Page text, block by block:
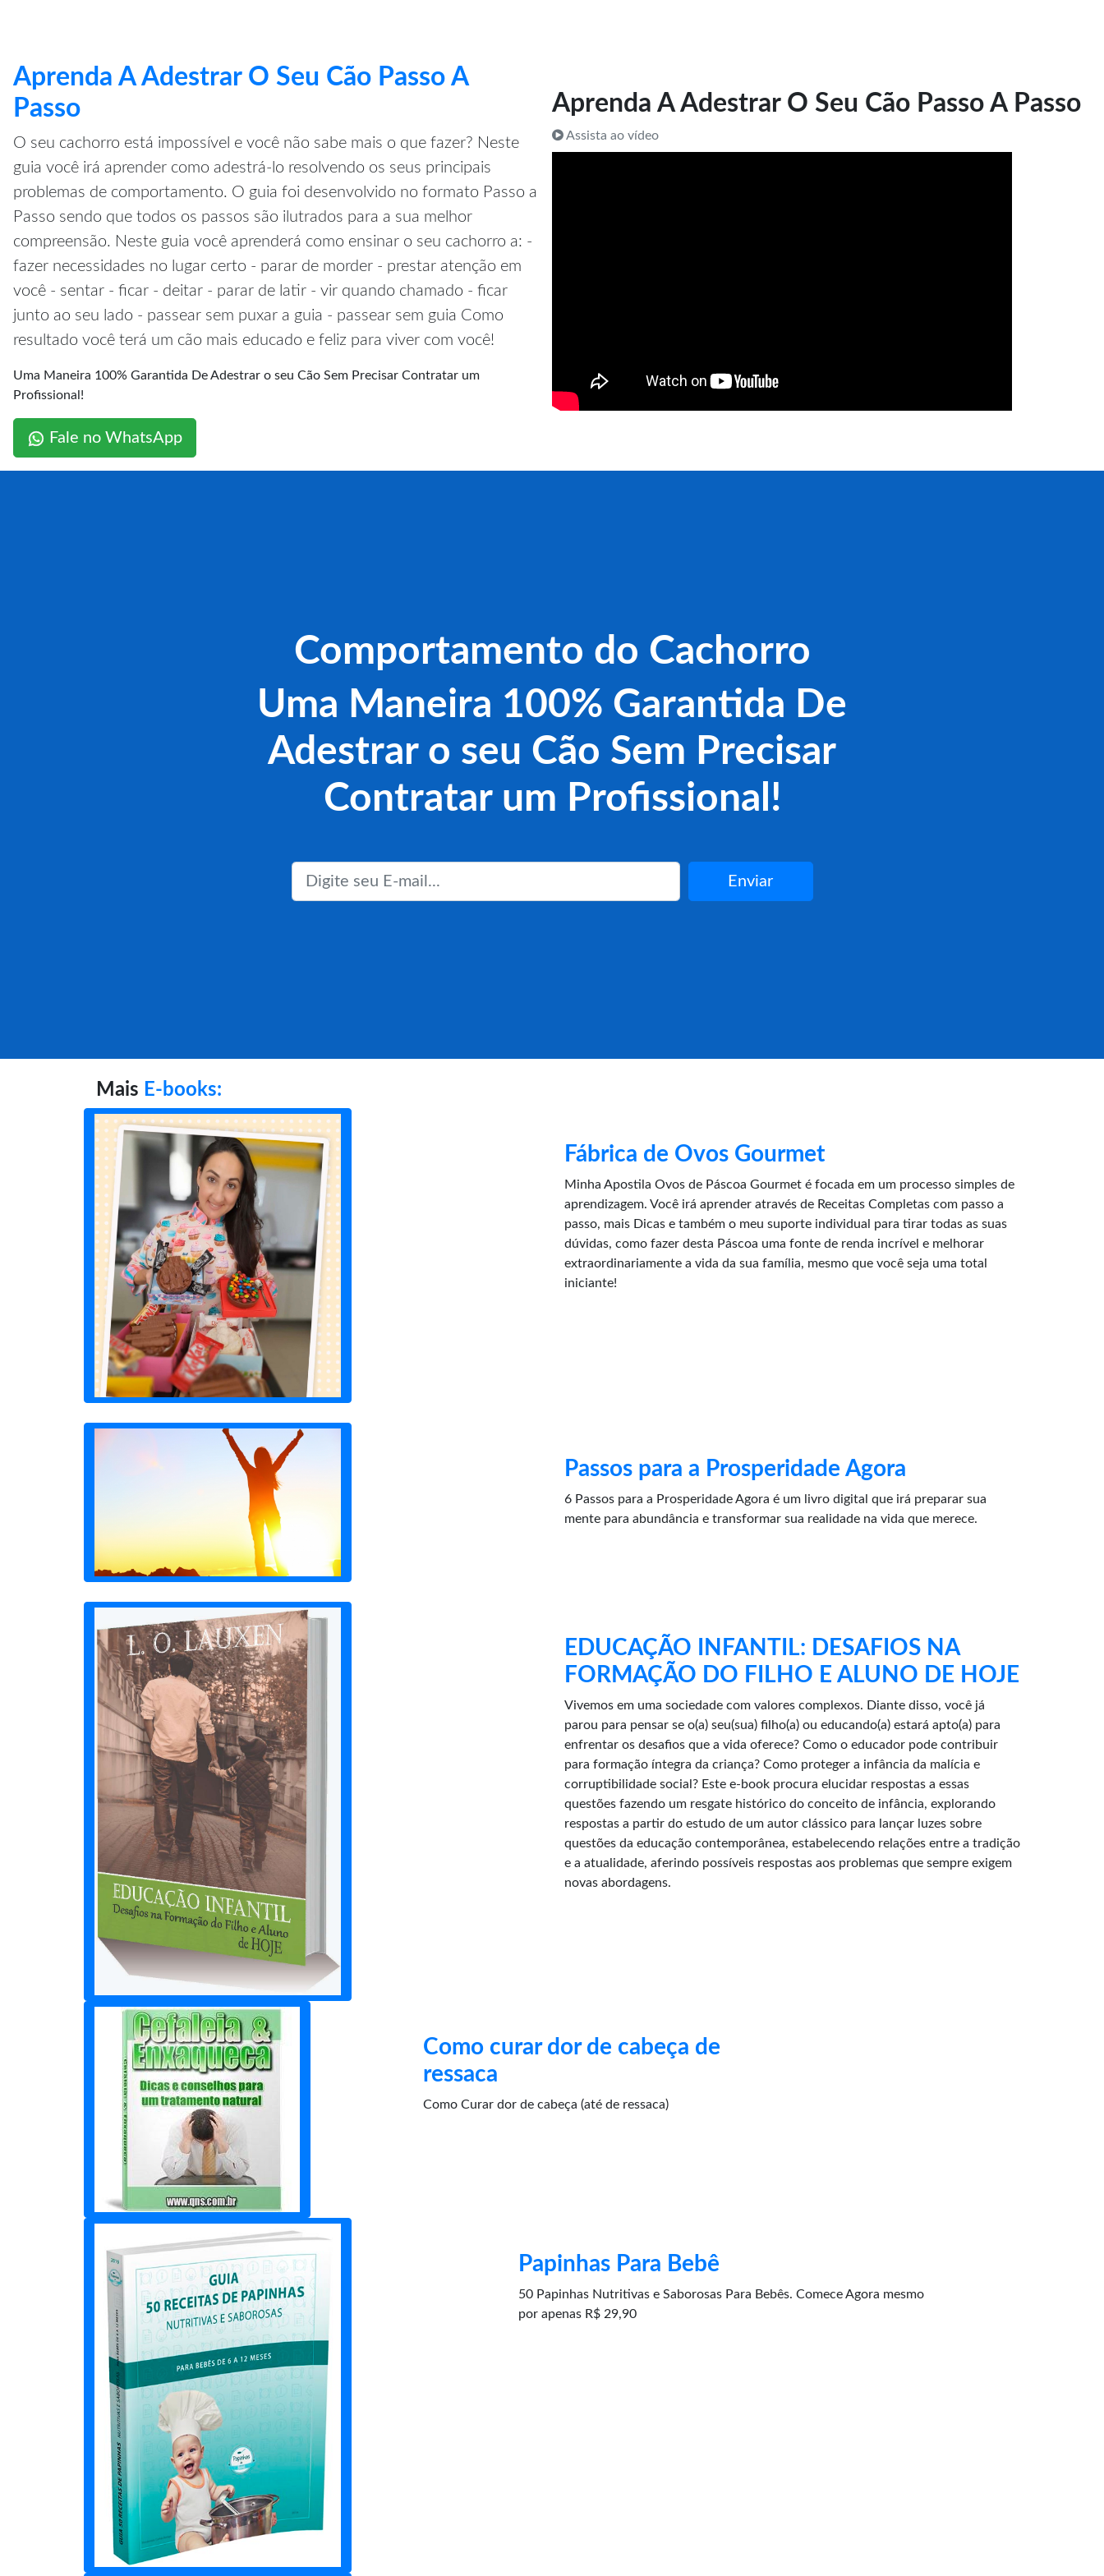
Aprenda A Adestrar O Seu Cão Passo A Passo
Assista ao vídeo
Aprenda A Adestrar O Seu Cão Passo A
Passo
O seu cachorro está impossível e você não sabe mais o que fazer? Neste
guia você irá aprender como adestrá-lo resolvendo os seus principais
problemas de comportamento. O guia foi desenvolvido no formato Passo a
Passo sendo que todos os passos são ilutrados para a sua melhor
compreensão. Neste guia você aprenderá como ensinar o seu cachorro a: -
fazer necessidades no lugar certo - parar de morder - prestar atenção em
você - sentar - ficar - deitar - parar de latir - vir quando chamado - ficar
junto ao seu lado - passear sem puxar a guia - passear sem guia Como
resultado você terá um cão mais educado e feliz para viver com você!
Uma Maneira 100% Garantida De Adestrar o seu Cão Sem Precisar Contratar um
Profissional!
Fale no WhatsApp
Comportamento do Cachorro
Uma Maneira 100% Garantida De
Adestrar o seu Cão Sem Precisar
Contratar um Profissional!
Enviar
Mais E-books:
Fábrica de Ovos Gourmet
Minha Apostila Ovos de Páscoa Gourmet é focada em um processo simples de
aprendizagem. Você irá aprender através de Receitas Completas com passo a
passo, mais Dicas e também o meu suporte individual para tirar todas as suas
dúvidas, como fazer desta Páscoa uma fonte de renda incrível e melhorar
extraordinariamente a vida da sua família, mesmo que você seja uma total
iniciante!
Passos para a Prosperidade Agora
6 Passos para a Prosperidade Agora é um livro digital que irá preparar sua
mente para abundância e transformar sua realidade na vida que merece.
EDUCAÇÃO INFANTIL: DESAFIOS NA
FORMAÇÃO DO FILHO E ALUNO DE HOJE
Vivemos em uma sociedade com valores complexos. Diante disso, você já
parou para pensar se o(a) seu(sua) filho(a) ou educando(a) estará apto(a) para
enfrentar os desafios que a vida oferece? Como o educador pode contribuir
para formação íntegra da criança? Como proteger a infância da malícia e
corruptibilidade social? Este e-book procura elucidar respostas a essas
questões fazendo um resgate histórico do conceito de infância, explorando
respostas a partir do estudo de um autor clássico para lançar luzes sobre
questões da educação contemporânea, estabelecendo relações entre a tradição
e a atualidade, aferindo possíveis respostas aos problemas que sempre exigem
novas abordagens.
Como curar dor de cabeça de
ressaca
Como Curar dor de cabeça (até de ressaca)
Papinhas Para Bebê
50 Papinhas Nutritivas e Saborosas Para Bebês. Comece Agora mesmo
por apenas R$ 29,90